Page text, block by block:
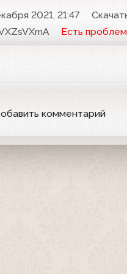
2021, 21:47
Есть
комментарий